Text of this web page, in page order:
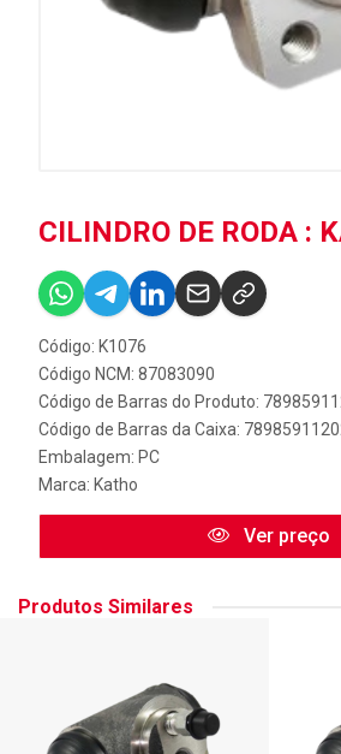
CILINDRO DE RODA :
Código: K1076
Código NCM: 87083090
Código de Barras do Produto:
Código de Barras da Caixa:
Embalagem: PC
Marca: Katho
Ver preço
Produtos Similares